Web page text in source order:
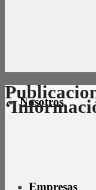
Nosotros
Empresas